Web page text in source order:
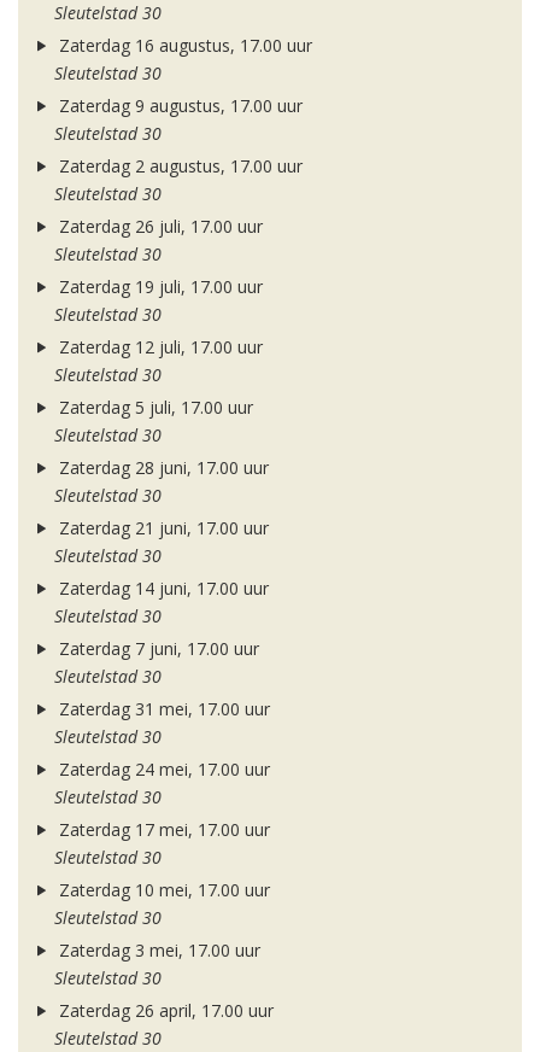
Sleutelstad 30
Zaterdag 16 augustus, 17.00 uur
Sleutelstad 30
Zaterdag 9 augustus, 17.00 uur
Sleutelstad 30
Zaterdag 2 augustus, 17.00 uur
Sleutelstad 30
Zaterdag 26 juli, 17.00 uur
Sleutelstad 30
Zaterdag 19 juli, 17.00 uur
Sleutelstad 30
Zaterdag 12 juli, 17.00 uur
Sleutelstad 30
Zaterdag 5 juli, 17.00 uur
Sleutelstad 30
Zaterdag 28 juni, 17.00 uur
Sleutelstad 30
Zaterdag 21 juni, 17.00 uur
Sleutelstad 30
Zaterdag 14 juni, 17.00 uur
Sleutelstad 30
Zaterdag 7 juni, 17.00 uur
Sleutelstad 30
Zaterdag 31 mei, 17.00 uur
Sleutelstad 30
Zaterdag 24 mei, 17.00 uur
Sleutelstad 30
Zaterdag 17 mei, 17.00 uur
Sleutelstad 30
Zaterdag 10 mei, 17.00 uur
Sleutelstad 30
Zaterdag 3 mei, 17.00 uur
Sleutelstad 30
Zaterdag 26 april, 17.00 uur
Sleutelstad 30